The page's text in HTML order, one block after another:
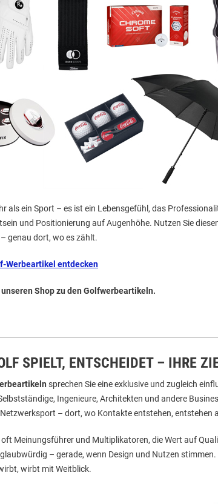
als ein Sport – es ist ein Lebensgefühl, das
und Positionierung auf Augenhöhe. Nutzen Sie
genau dort, wo es zählt.
Werbeartikel entdecken
unseren Shop zu den Golfwerbeartikeln.
SPIELT, ENTSCHEIDET – IHRE
sprechen Sie eine exklusive und zugleich
Ingenieure, Architekten und andere
– dort, wo Kontakte entstehen, entstehen
Meinungsführer und Multiplikatoren, die Wert auf
– gerade, wenn Design und Nutzen
wirbt mit Weitblick.